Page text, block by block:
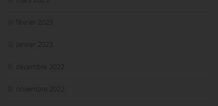
février 2023
janvier 2023
décembre 2022
novembre 2022